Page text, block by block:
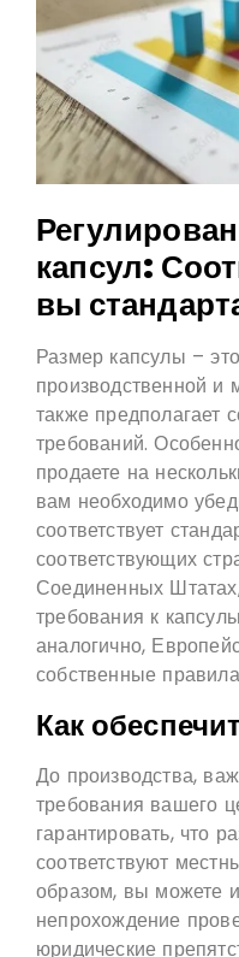
капсул:
вы
Размер капсулы –
производственной и
также предполагает
требований.
продаете на
вам необходимо
соответствует
соответствующих
Соединенных
требования к
аналогично,
собственные
Как
До производства,
требования вашего
гарантировать, что
соответствуют
образом, вы можете
непрохождение
юридические